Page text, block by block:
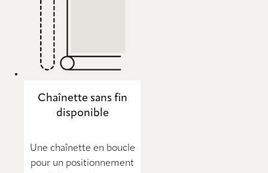
Chaînette sans fin
disponible
Une chaînette en boucle
pour un positionnement